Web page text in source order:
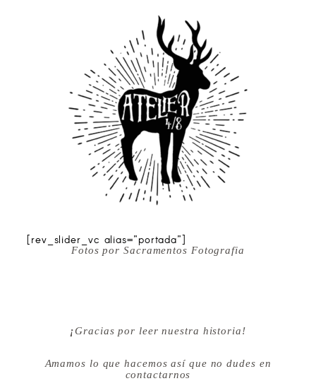
[rev_slider_vc alias=”portada”]
Fotos porSacramentos Fotografia
¡Gracias por leer nuestra historia!
Amamos lo que hacemos así que no dudes en
contactarnos